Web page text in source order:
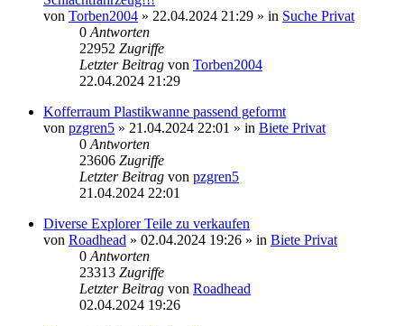
von Torben2004 » 22.04.2024 21:29 » in Suche Privat
0 Antworten
22952 Zugriffe
Letzter Beitrag von Torben2004
22.04.2024 21:29
Kofferraum Plastikwanne passend geformt
von pzgren5 » 21.04.2024 22:01 » in Biete Privat
0 Antworten
23606 Zugriffe
Letzter Beitrag von pzgren5
21.04.2024 22:01
Diverse Explorer Teile zu verkaufen
von Roadhead » 02.04.2024 19:26 » in Biete Privat
0 Antworten
23313 Zugriffe
Letzter Beitrag von Roadhead
02.04.2024 19:26